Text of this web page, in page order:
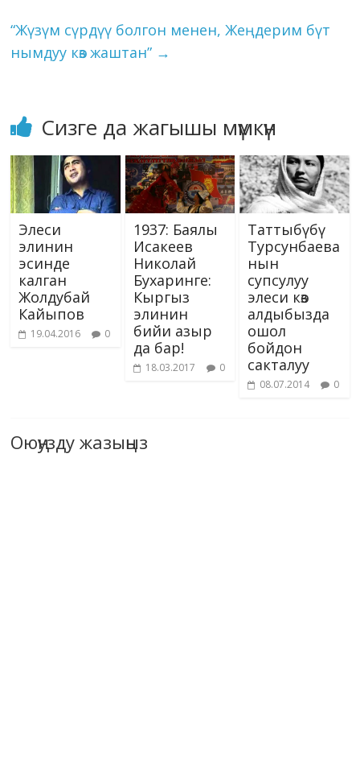
“Жүзүм сүрдүү болгон менен, Жеңдерим бүт
нымдуу көз жаштан” →
Сизге да жагышы мүмкүн
Элеси
элинин
эсинде
калган
Жолдубай
Кайыпов
19.04.2016 0
1937: Баялы
Исакеев
Николай
Бухаринге:
Кыргыз
элинин
бийи азыр
да бар!
18.03.2017 0
Таттыбүбү
Турсунбаева
нын
супсулуу
элеси көз
алдыбызда
ошол
бойдон
сакталуу
08.07.2014 0
Оюңузду жазыңыз